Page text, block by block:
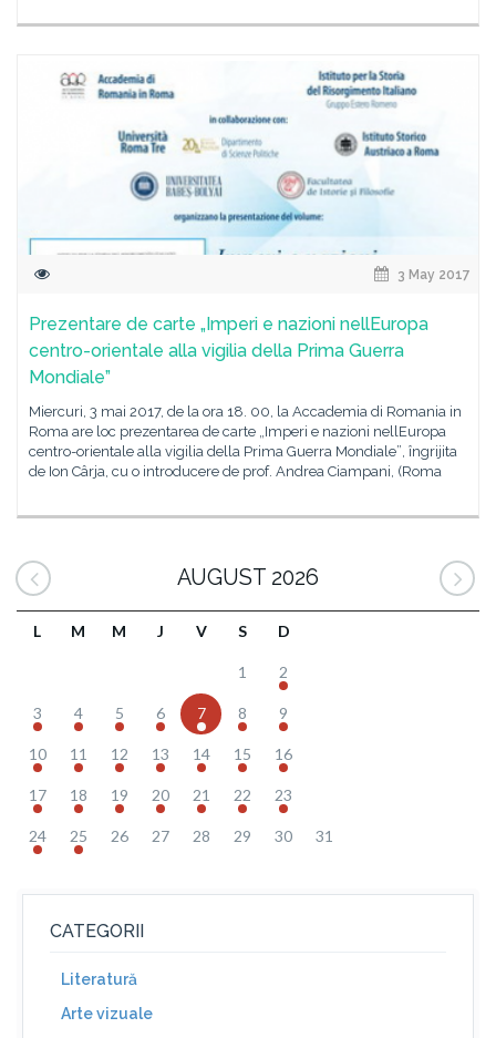
3 May 2017
Prezentare de carte „Imperi e nazioni nellEuropa
centro-orientale alla vigilia della Prima Guerra
Mondiale”
Miercuri, 3 mai 2017, de la ora 18. 00, la Accademia di Romania in
Roma are loc prezentarea de carte „Imperi e nazioni nellEuropa
centro-orientale alla vigilia della Prima Guerra Mondiale”, îngrijita
de Ion Cârja, cu o introducere de prof. Andrea Ciampani, (Roma
AUGUST 2026
L M M J V S D
1 2
3 4 5 6 7 8 9
10 11 12 13 14 15 16
17 18 19 20 21 22 23
24 25 26 27 28 29 30 31
CATEGORII
Literatură
Arte vizuale